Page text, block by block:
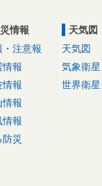
情報
・注意報
情報
情報
情報
情報
防災
天気図
天気図
気象衛星
世界衛星